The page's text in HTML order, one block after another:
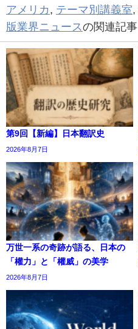
アメリカ, テーマ別講義室,
版業界ニュースの関連記事
第9回【新編】日本翻訳史
2026年8月7日
万世一系の奇跡が語る、日本の
「權力」と「權威」の美学
2026年8月7日